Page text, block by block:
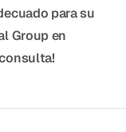
para su
Group en